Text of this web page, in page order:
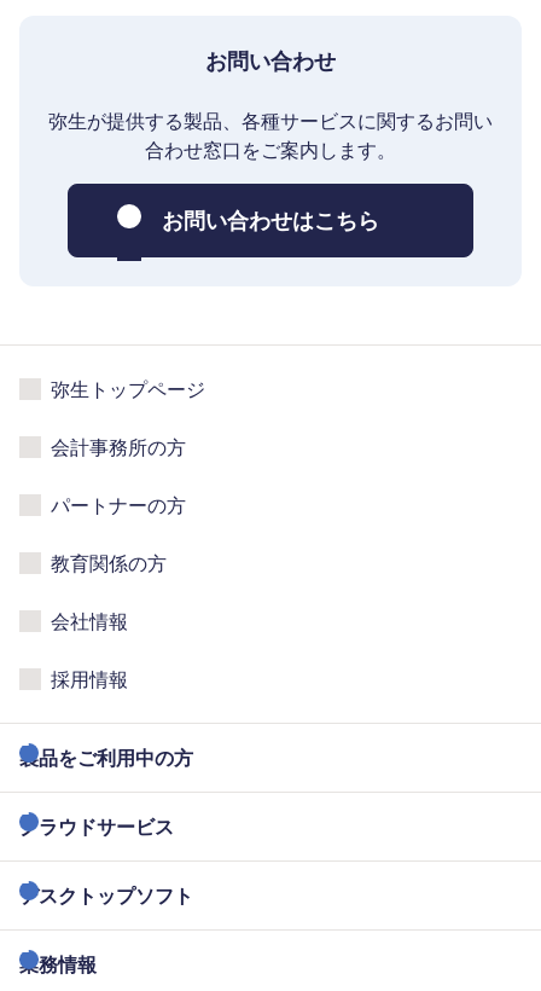
お問い合わせ
弥生が提供する製品、各種サービスに関するお問い
合わせ窓口をご案内します。
お問い合わせはこちら
弥生トップページ
会計事務所の方
パートナーの方
教育関係の方
会社情報
採用情報
製品をご利用中の方
クラウドサービス
デスクトップソフト
業務情報